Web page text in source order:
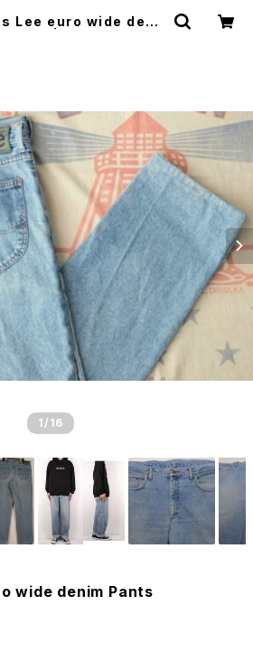
Lee euro wide deni
1 /16
wide denim Pants